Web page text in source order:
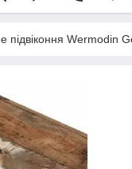
підвіконня